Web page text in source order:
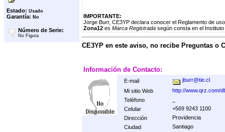
Estado: Usado
Garantía: No
Número de Serie:
No Figura
IMPORTANTE:
Jorge Burr, CE3YP declara conocer el Reglamento de
Zona12 es Marca Registrada según consta en el
CE3YP en este aviso, no recibe Preguntas o
Información de Contacto:
E-mail
jburr@tie.cl
Mi sitio Web
http://www.qrz.com/
Teléfono
Celular
+569 9243 1100
Dirección
Providencia
Ciudad
Santiago